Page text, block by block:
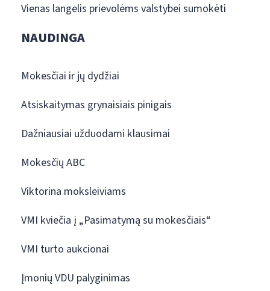
Vienas langelis prievolėms valstybei sumokėti
NAUDINGA
Mokesčiai ir jų dydžiai
Atsiskaitymas grynaisiais pinigais
Dažniausiai užduodami klausimai
Mokesčių ABC
Viktorina moksleiviams
VMI kviečia į „Pasimatymą su mokesčiais“
VMI turto aukcionai
Įmonių VDU palyginimas